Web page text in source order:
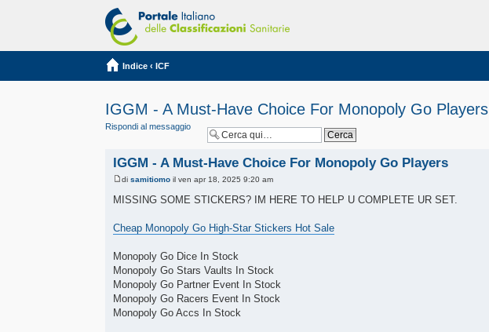
Indice ‹ ICF
IGGM - A Must-Have Choice For Monopoly Go Players
Rispondi al messaggio
IGGM - A Must-Have Choice For Monopoly Go Players
disamitiomo il ven apr 18, 2025 9:20 am
MISSING SOME STICKERS? IM HERE TO HELP U COMPLETE UR SET.
Cheap Monopoly Go High-Star Stickers Hot Sale
Monopoly Go Dice In Stock
Monopoly Go Stars Vaults In Stock
Monopoly Go Partner Event In Stock
Monopoly Go Racers Event In Stock
Monopoly Go Accs In Stock